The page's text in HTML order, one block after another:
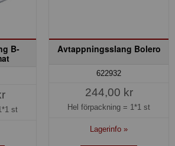
B-
st
Avtappningsslang Bolero
622932
244,00 kr
Hel förpackning = 1*1 st
Lagerinfo »